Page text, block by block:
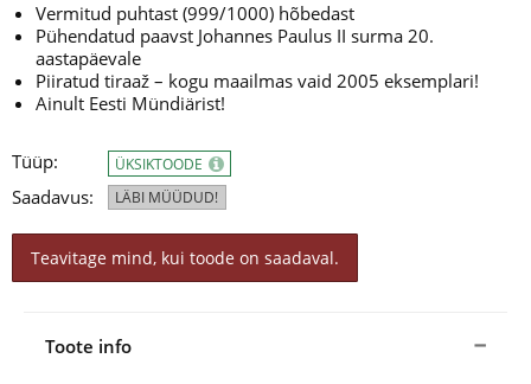
Vermitud puhtast (999/1000) hõbedast
Pühendatud paavst Johannes Paulus II surma 20.
aastapäevale
Piiratud tiraaž – kogu maailmas vaid 2005 eksemplari!
Ainult Eesti Mündiärist!
Tüüp:
Saadavus:
ÜKSIKTOODE
LÄBI MÜÜDUD!
Teavitage mind, kui toode on saadaval.
Toote info